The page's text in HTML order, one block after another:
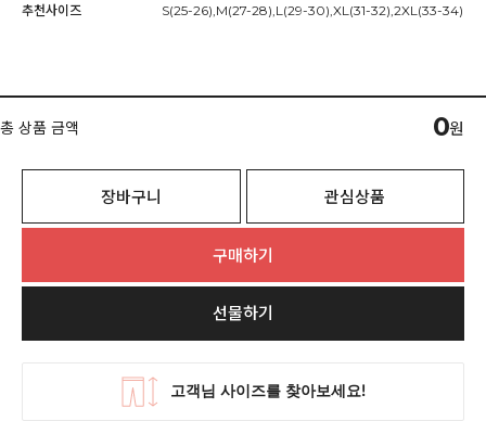
추천사이즈
S(25-26),M(27-28),L(29-30),XL(31-32),2XL(33-34)
총 상품 금액 0원
장바구니 관심상품
구매하기
선물하기